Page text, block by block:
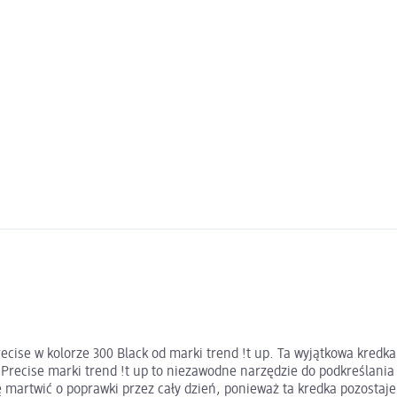
w kolorze 300 Black od marki trend !t up. Ta wyjątkowa
marki trend !t up to niezawodne narzędzie do
o poprawki przez cały dzień, ponieważ ta kredka